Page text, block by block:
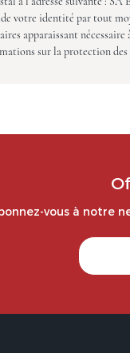
votre identité par tout
apparaissant
sur la protection
vous à notre